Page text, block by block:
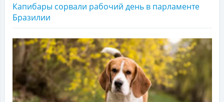
Капибары сорвали рабочий день в парламенте
Бразилии